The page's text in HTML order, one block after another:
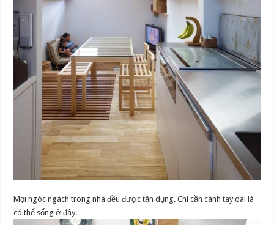
Mọi ngóc ngách trong nhà đều được tận dụng. Chỉ cần cánh tay dài là
có thể sống ở đây.